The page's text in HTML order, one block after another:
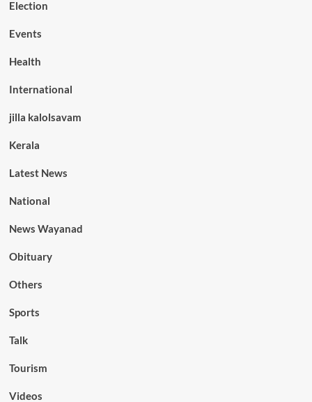
Election
Events
Health
International
jilla kalolsavam
Kerala
Latest News
National
News Wayanad
Obituary
Others
Sports
Talk
Tourism
Videos